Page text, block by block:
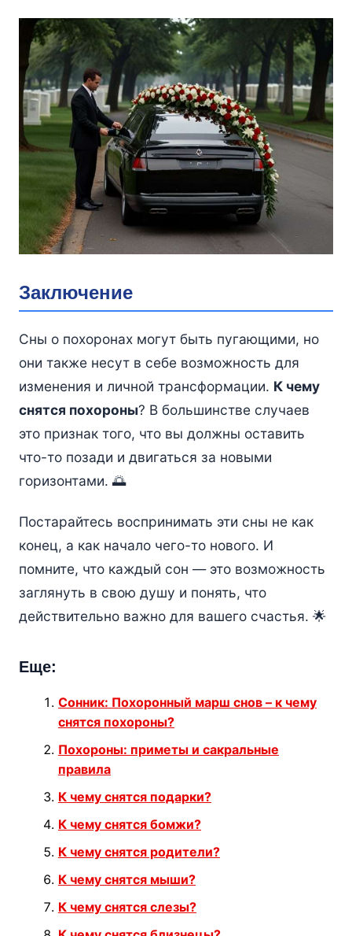
Заключение
Сны о похоронах могут быть пугающими, но
они также несут в себе возможность для
изменения и личной трансформации. К чему
снятся похороны? В большинстве случаев
это признак того, что вы должны оставить
что-то позади и двигаться за новыми
горизонтами. 🌅
Постарайтесь воспринимать эти сны не как
конец, а как начало чего-то нового. И
помните, что каждый сон — это возможность
заглянуть в свою душу и понять, что
действительно важно для вашего счастья. 🌟
Еще:
Сонник: Похоронный марш снов – к чему
снятся похороны?
Похороны: приметы и сакральные
правила
К чему снятся подарки?
К чему снятся бомжи?
К чему снятся родители?
К чему снятся мыши?
К чему снятся слезы?